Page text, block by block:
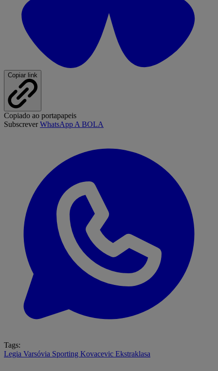
Copiar link
Copiado ao portapapeis
SubscreverWhatsApp A BOLA
Tags:
Legia Varsóvia Sporting Kovacevic Ekstraklasa